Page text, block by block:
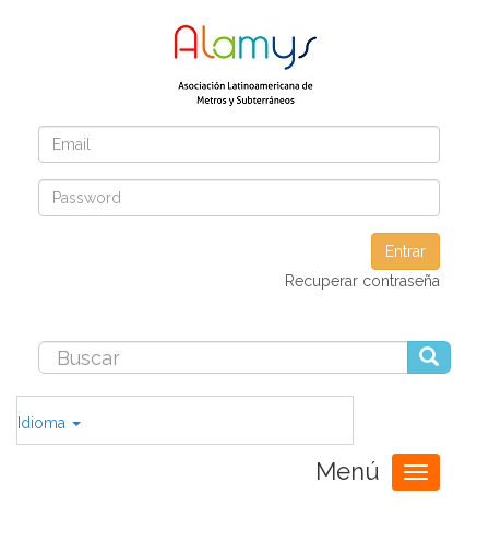
Entrar
Recuperar contraseña
Idioma
Menú
Toggle
navigation